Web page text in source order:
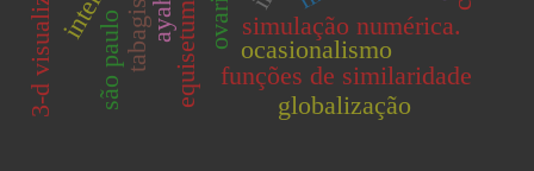
simulação numérica.
ocasionalismo
funções de similaridade
globalização
são paulo